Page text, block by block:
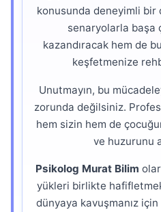
konusunda deneyimli bir
senaryolarla başa
kazandıracak hem de
keşfetmenize
Unutmayın, bu
zorunda değilsiniz.
hem sizin hem de
ve huzurunu
Psikolog Murat Bilim
yükleri birlikte
dünyaya kavuşmanız için